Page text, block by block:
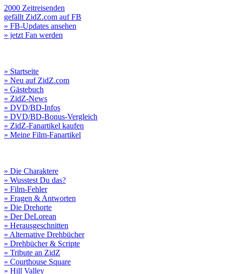
2000 Zeitreisenden
gefällt ZidZ.com auf FB
» FB-Updates ansehen
» jetzt Fan werden
» Startseite
» Neu auf ZidZ.com
» Gästebuch
» ZidZ-News
» DVD/BD-Infos
» DVD/BD-Bonus-Vergleich
» ZidZ-Fanartikel kaufen
» Meine Film-Fanartikel
» Die Charaktere
» Wusstest Du das?
» Film-Fehler
» Fragen & Antworten
» Die Drehorte
» Der DeLorean
» Herausgeschnitten
» Alternative Drehbücher
» Drehbücher & Scripte
» Tribute an ZidZ
» Courthouse Square
» Hill Valley